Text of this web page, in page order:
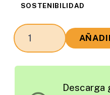
SOSTENIBILIDAD
Paneles
de
Descarga